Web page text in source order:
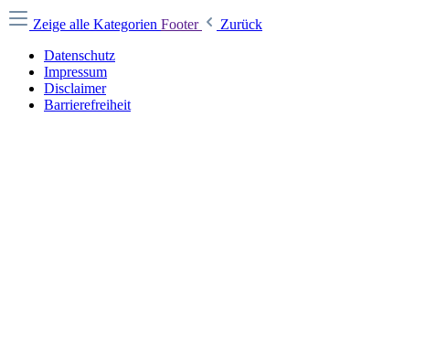
Zeige alle Kategorien Footer
Zurück
Datenschutz
Impressum
Disclaimer
Barrierefreiheit